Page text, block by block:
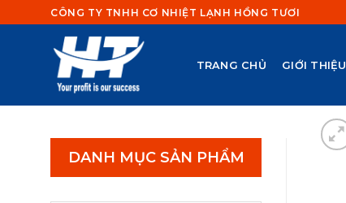
to
CÔNG TY TNHH CƠ NHIỆT LẠNH HỒNG TƯƠI
TRANG CHỦ GIỚI THIỆU
DANH MỤC SẢN PHẨM